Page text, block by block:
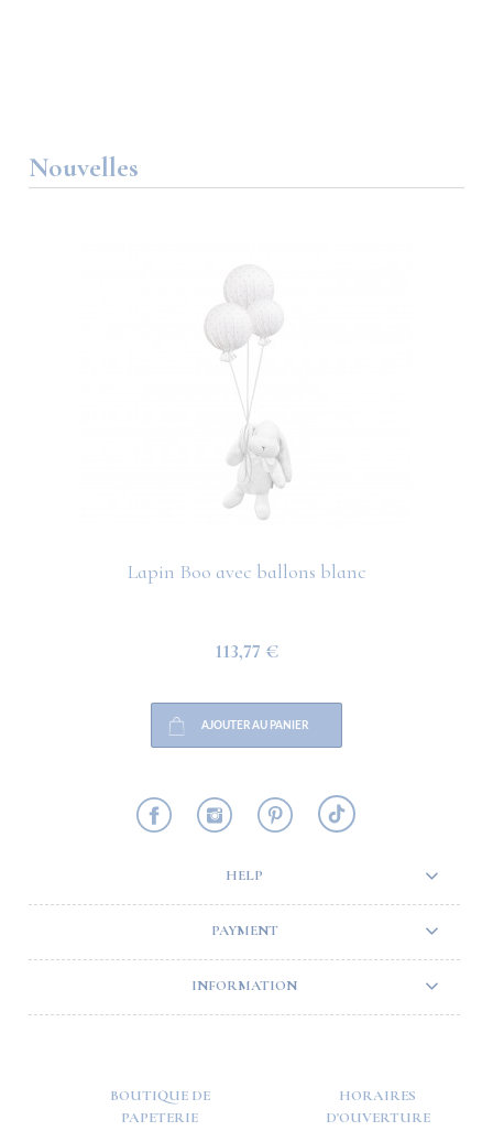
Nouvelles
Lapin Boo avec ballons blanc
113,77 €
AJOUTER AU PANIER
HELP
PAYMENT
INFORMATION
BOUTIQUE DE
PAPETERIE
HORAIRES
D'OUVERTURE